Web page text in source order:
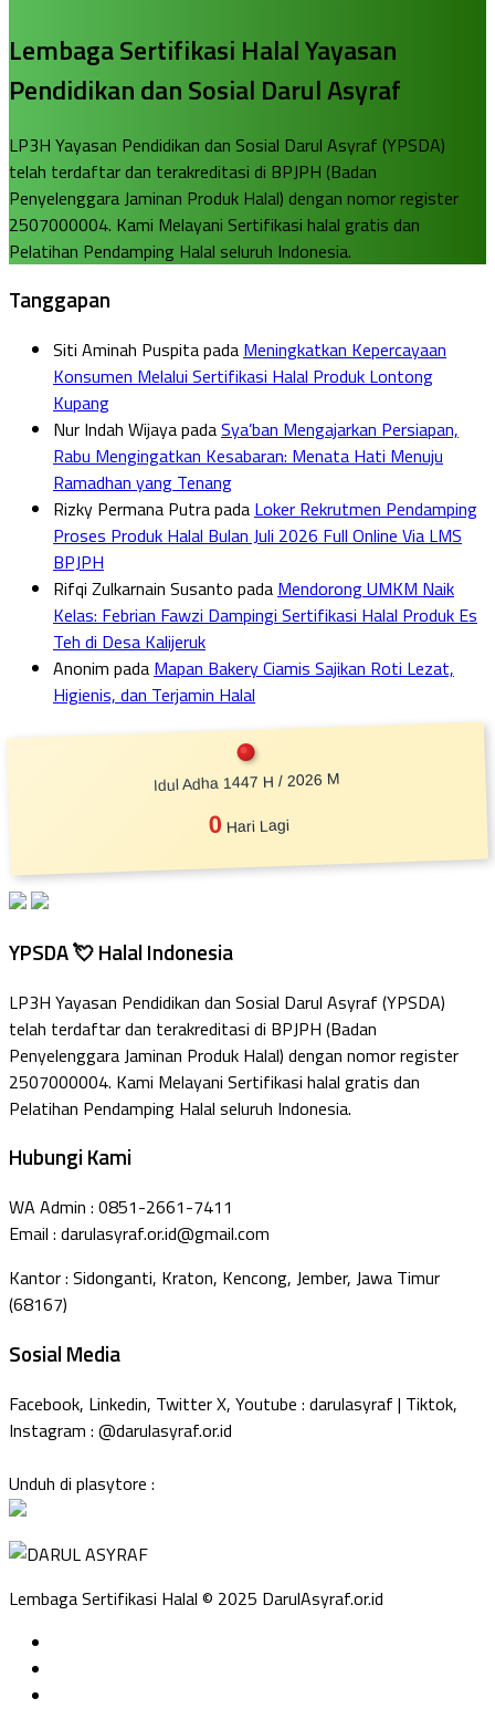
Lembaga Sertifikasi Halal Yayasan
Pendidikan dan Sosial Darul Asyraf
LP3H Yayasan Pendidikan dan Sosial Darul Asyraf (YPSDA)
telah terdaftar dan terakreditasi di BPJPH (Badan
Penyelenggara Jaminan Produk Halal) dengan nomor register
2507000004. Kami Melayani Sertifikasi halal gratis dan
Pelatihan Pendamping Halal seluruh Indonesia.
Tanggapan
Siti Aminah Puspitapada Meningkatkan Kepercayaan
Konsumen Melalui Sertifikasi Halal Produk Lontong
Kupang
Nur Indah WijayapadaSya’ban Mengajarkan Persiapan,
Rabu Mengingatkan Kesabaran: Menata Hati Menuju
Ramadhan yang Tenang
Rizky Permana Putrapada Loker Rekrutmen Pendamping
Proses Produk Halal Bulan Juli 2026 Full Online Via LMS
BPJPH
Rifqi Zulkarnain Susanto pada Mendorong UMKM Naik
Kelas: Febrian Fawzi Dampingi Sertifikasi Halal Produk Es
Teh di Desa Kalijeruk
Anonim pada Mapan Bakery Ciamis Sajikan Roti Lezat,
Higienis, dan Terjamin Halal
Idul Adha 1447 H / 2026 M
0 Hari Lagi
YPSDA 💘 Halal Indonesia
LP3H Yayasan Pendidikan dan Sosial Darul Asyraf (YPSDA)
telah terdaftar dan terakreditasi di BPJPH (Badan
Penyelenggara Jaminan Produk Halal) dengan nomor register
2507000004. Kami Melayani Sertifikasi halal gratis dan
Pelatihan Pendamping Halal seluruh Indonesia.
Hubungi Kami
WA Admin : 0851-2661-7411
Email : darulasyraf.or.id@gmail.com
Kantor : Sidonganti, Kraton, Kencong, Jember, Jawa Timur
(68167)
Sosial Media
Facebook, Linkedin, Twitter X, Youtube : darulasyraf | Tiktok,
Instagram : @darulasyraf.or.id
Unduh di plasytore :
Lembaga Sertifikasi Halal © 2025 DarulAsyraf.or.id